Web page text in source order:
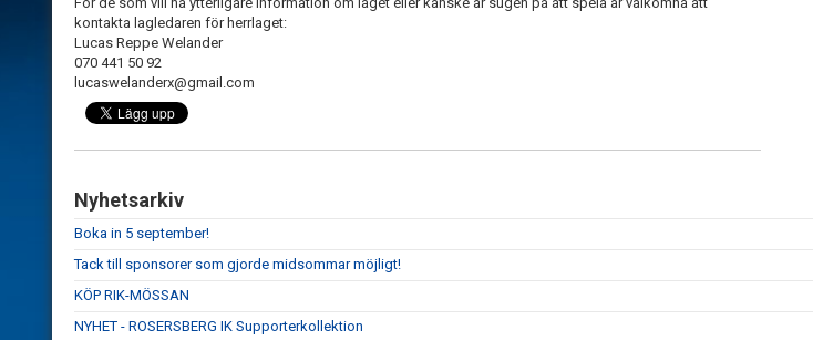
kontakta lagledaren för herrlaget:
Lucas Reppe Welander
070 441 50 92
lucaswelanderx@gmail.com
Nyhetsarkiv
Boka in 5 september!
Tack till sponsorer som gjorde midsommar möjligt!
KÖP RIK-MÖSSAN
NYHET - ROSERSBERG IK Supporterkollektion